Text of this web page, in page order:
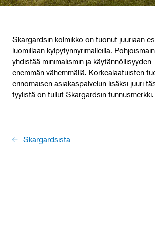
Skargardsin kolmikko on tuonut juuriaan
luomillaan kylpytynnyrimalleilla.
yhdistää minimalismin ja
enemmän vähemmällä. Korkealaatuisten
erinomaisen asiakaspalvelun lisäksi juuri
tyylistä on tullut Skargardsin tunnusmerkki.
Skargardsista